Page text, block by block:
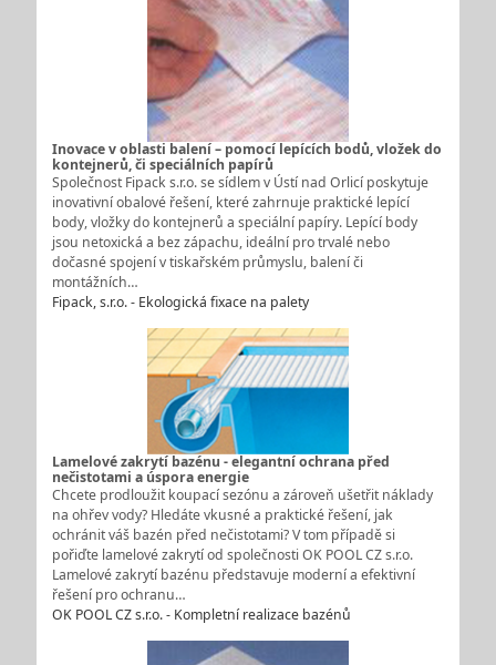
Inovace v oblasti balení – pomocí lepících bodů, vložek do
kontejnerů, či speciálních papírů
Společnost Fipack s.r.o. se sídlem v Ústí nad Orlicí poskytuje
inovativní obalové řešení, které zahrnuje praktické lepící
body, vložky do kontejnerů a speciální papíry. Lepící body
jsou netoxická a bez zápachu, ideální pro trvalé nebo
dočasné spojení v tiskařském průmyslu, balení či
montážních…
Fipack, s.r.o. - Ekologická fixace na palety
Lamelové zakrytí bazénu - elegantní ochrana před
nečistotami a úspora energie
Chcete prodloužit koupací sezónu a zároveň ušetřit náklady
na ohřev vody? Hledáte vkusné a praktické řešení, jak
ochránit váš bazén před nečistotami? V tom případě si
pořiďte lamelové zakrytí od společnosti OK POOL CZ s.r.o.
Lamelové zakrytí bazénu představuje moderní a efektivní
řešení pro ochranu…
OK POOL CZ s.r.o. - Kompletní realizace bazénů